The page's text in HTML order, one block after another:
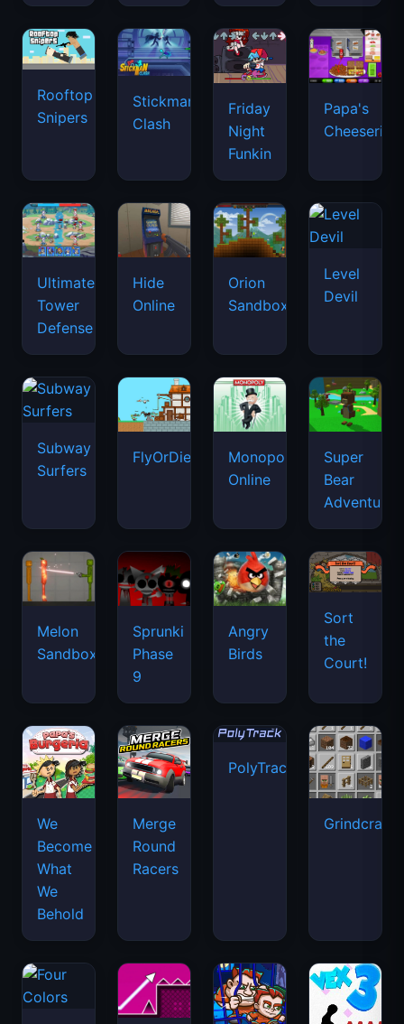
Rooftop
Snipers
Stickman
Clash
Friday
Night
Funkin
Papa's
Cheeseria
Ultimate
Tower
Defense
Hide
Online
Orion
Sandbox
Level
Devil
Subway
Surfers
FlyOrDie.io
Monopoly
Online
Super
Bear
Adventure
Melon
Sandbox
Sprunki
Phase
9
Angry
Birds
Sort
the
Court!
We
Become
What
We
Behold
Merge
Round
Racers
PolyTrack
Grindcraft